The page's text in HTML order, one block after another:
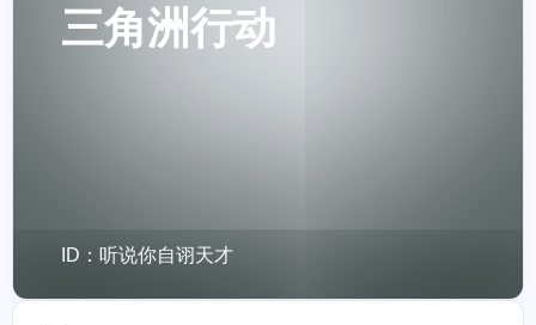
三角洲行动
ID：听说你自诩天才